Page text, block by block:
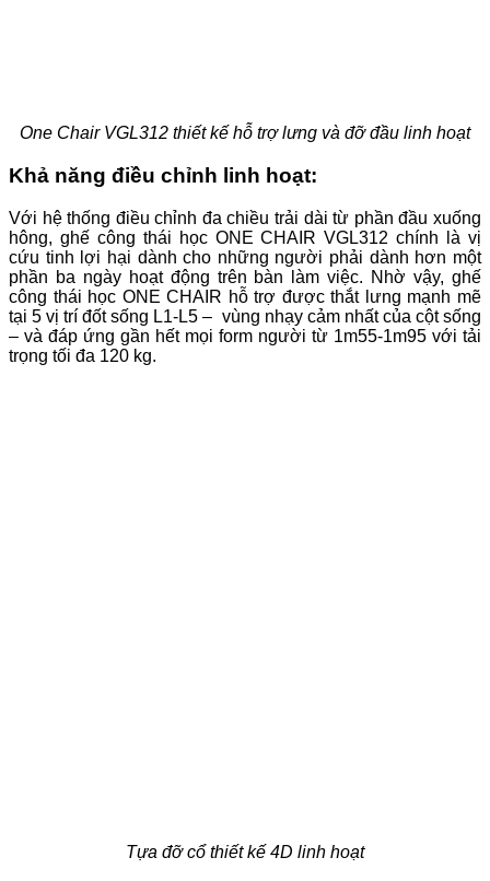
One Chair VGL312 thiết kế hỗ trợ lưng và đỡ đầu linh hoạt
Khả năng điều chỉnh linh hoạt:
Với hệ thống điều chỉnh đa chiều trải dài từ phần đầu xuống
hông, ghế công thái học ONE CHAIR VGL312 chính là vị
cứu tinh lợi hại dành cho những người phải dành hơn một
phần ba ngày hoạt động trên bàn làm việc. Nhờ vậy, ghế
công thái học ONE CHAIR hỗ trợ được thắt lưng mạnh mẽ
tại 5 vị trí đốt sống L1-L5 – vùng nhạy cảm nhất của cột sống
– và đáp ứng gần hết mọi form người từ 1m55-1m95 với tải
trọng tối đa 120 kg.
Tựa đỡ cổ thiết kế 4D linh hoạt